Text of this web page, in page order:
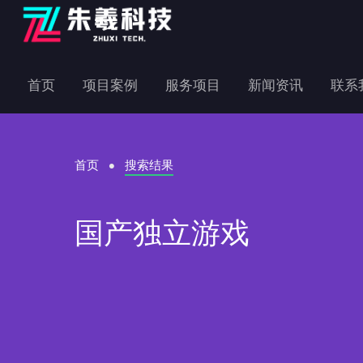
首页 项目案例 服务项目 新闻资讯 联系
首页 搜索结果
国产独立游戏